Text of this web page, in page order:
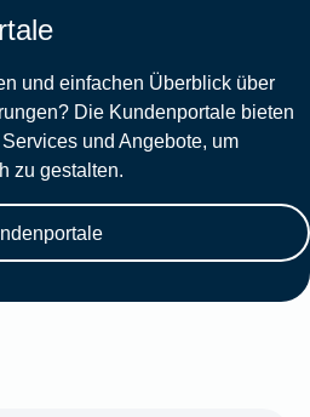
und einfachen Überblick über
Die Kundenportale bieten
und Angebote, um
zu gestalten.